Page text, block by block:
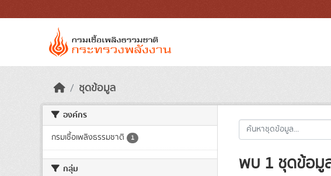
ชุดข้อมูล
องค์กร
กรมเชื้อเพลิงธรรมชาติ 1
กลุ่ม พบ 1 ชุดข้อมู